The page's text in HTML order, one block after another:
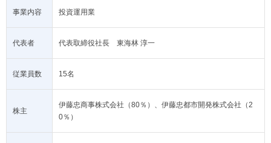
事業内容 投資運用業
代表者 代表取締役社長 東海林 淳一
従業員数 15名
株主
伊藤忠商事株式会社（80％）、伊藤忠都市開発株式会社（2
0％）